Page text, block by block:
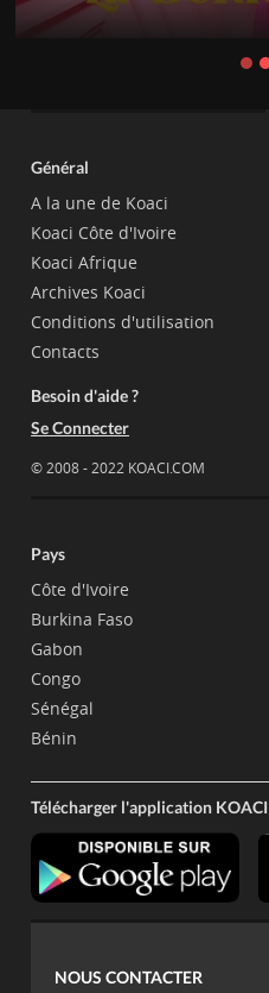
Général
A la une de Koaci
Koaci Côte d'Ivoire
Koaci Afrique
Archives Koaci
Conditions d'utilisation
Contacts
Besoin d'aide ?
Se Connecter
© 2008 - 2022 KOACI.COM
Pays
Côte d'Ivoire
Burkina Faso
Gabon
Congo
Sénégal
Bénin
Télécharger l'application KOACI
NOUS CONTACTER